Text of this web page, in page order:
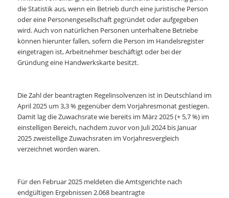
die Statistik aus, wenn ein Betrieb durch eine juristische Person
oder eine Personengesellschaft gegründet oder aufgegeben
wird. Auch von natürlichen Personen unterhaltene Betriebe
können hierunter fallen, sofern die Person im Handelsregister
eingetragen ist, Arbeitnehmer beschäftigt oder bei der
Gründung eine Handwerkskarte besitzt.
Die Zahl der beantragten Regelinsolvenzen ist in Deutschland im
April 2025 um 3,3 % gegenüber dem Vorjahresmonat gestiegen.
Damit lag die Zuwachsrate wie bereits im März 2025 (+ 5,7 %) im
einstelligen Bereich, nachdem zuvor von Juli 2024 bis Januar
2025 zweistellige Zuwachsraten im Vorjahresvergleich
verzeichnet worden waren.
Für den Februar 2025 meldeten die Amtsgerichte nach
endgültigen Ergebnissen 2.068 beantragte